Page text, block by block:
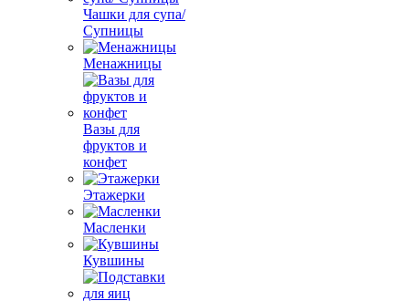
Чашки для супа/
Супницы
Менажницы
Вазы для
фруктов и
конфет
Этажерки
Масленки
Кувшины